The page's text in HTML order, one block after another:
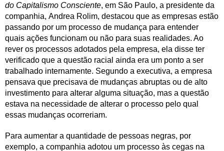
do Capitalismo Consciente, em São Paulo, a presidente da
companhia, Andrea Rolim, destacou que as empresas estão
passando por um processo de mudança para entender
quais ações funcionam ou não para suas realidades. Ao
rever os processos adotados pela empresa, ela disse ter
verificado que a questão racial ainda era um ponto a ser
trabalhado internamente. Segundo a executiva, a empresa
pensava que precisava de mudanças abruptas ou de alto
investimento para alterar alguma situação, mas a questão
estava na necessidade de alterar o processo pelo qual
essas mudanças ocorreriam.
Para aumentar a quantidade de pessoas negras, por
exemplo, a companhia adotou um processo às cegas na